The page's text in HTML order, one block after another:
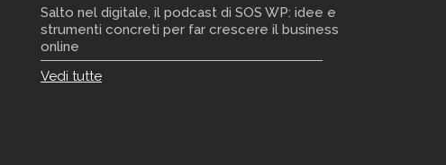
Salto nel digitale, il podcast di SOS WP: idee e
strumenti concreti per far crescere il business
online
Vedi tutte